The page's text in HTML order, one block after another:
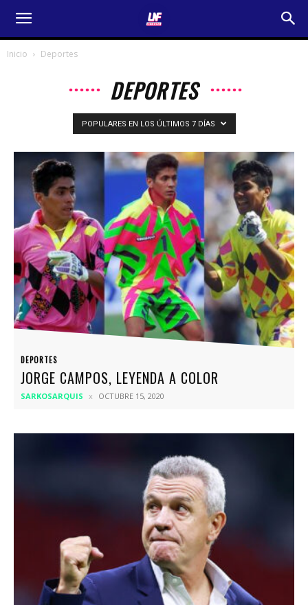
Inicio Deportes
DEPORTES
POPULARES EN LOS ÚLTIMOS 7 DÍAS
DEPORTES
JORGE CAMPOS, LEYENDA A COLOR
SARKOSARQUIS OCTUBRE 15, 2020